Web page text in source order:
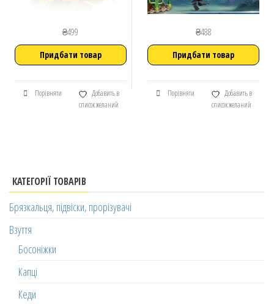
₴499
Придбати товар
Порівняти
Добавить в
список желаний
₴488
Придбати товар
Порівняти
Добавить в
список желаний
КАТЕГОРІЇ ТОВАРІВ
Брязкальця, підвіски, прорізувачі
Взуття
Босоніжки
Капці
Кеди